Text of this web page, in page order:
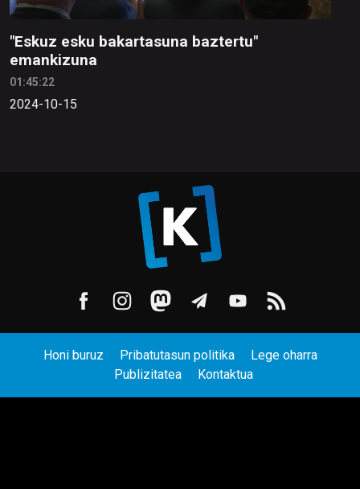
"Eskuz esku bakartasuna baztertu"
emankizuna
01:45:22
2024-10-15
Honi buruz Pribatutasun politika
Lege oharra
Publizitatea
Kontaktua